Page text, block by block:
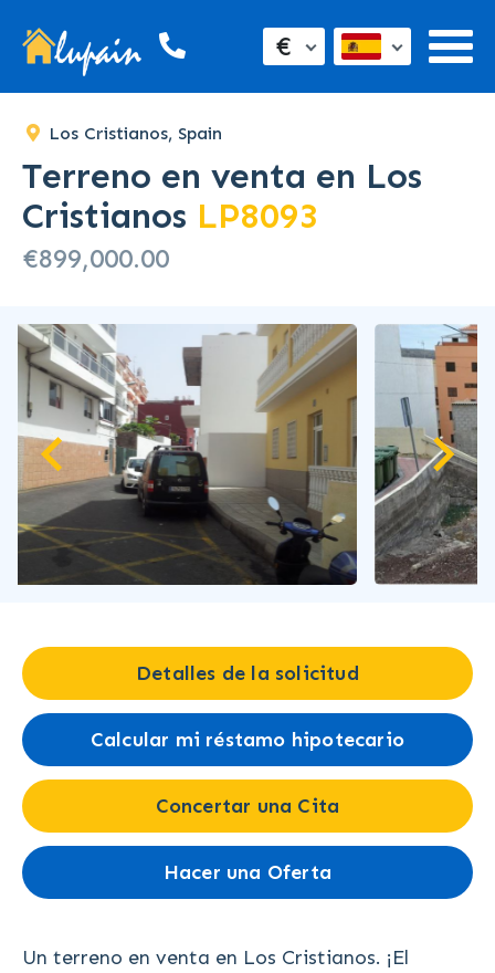
€
Los Cristianos, Spain
Terreno en venta en Los
Cristianos LP8093
€899,000.00
Detalles de la solicitud
Calcular mi réstamo hipotecario
Concertar una Cita
Hacer una Oferta
Un terreno en venta en Los Cristianos. ¡El